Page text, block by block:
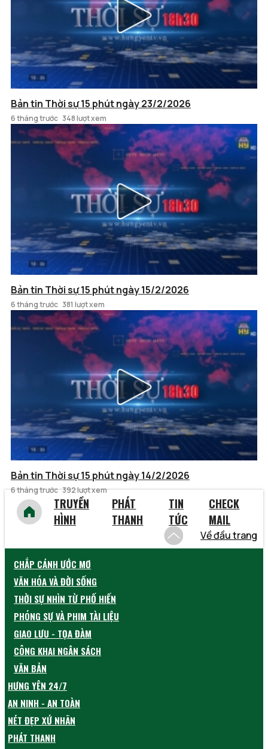
Bản tin Thời sự 15 phút ngày 23/2/2026
6 tháng trước 348 lượt xem
Bản tin Thời sự 15 phút ngày 15/2/2026
6 tháng trước 381 lượt xem
Bản tin Thời sự 15 phút ngày 14/2/2026
6 tháng trước 392 lượt xem
TRUYỀN
HÌNH
PHÁT
THANH
TIN
TỨC
CHECK
MAIL
Về đầu trang
CHẮP CÁNH ƯỚC MƠ
VĂN HÓA VÀ ĐỜI SỐNG
THỜI SỰ NHÌN TỪ PHỐ HIẾN
PHÓNG SỰ VÀ PHIM TÀI LIỆU
GIAO LƯU - TỌA ĐÀM
CÔNG KHAI NGÂN SÁCH
VĂN BẢN
HƯNG YÊN 24/7
AN NINH - AN TOÀN
NÉT ĐẸP XỨ NHÃN
PHÁT THANH